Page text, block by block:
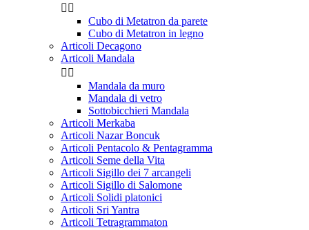
 
Cubo di Metatron da parete
Cubo di Metatron in legno
Articoli Decagono
Articoli Mandala
 
Mandala da muro
Mandala di vetro
Sottobicchieri Mandala
Articoli Merkaba
Articoli Nazar Boncuk
Articoli Pentacolo & Pentagramma
Articoli Seme della Vita
Articoli Sigillo dei 7 arcangeli
Articoli Sigillo di Salomone
Articoli Solidi platonici
Articoli Sri Yantra
Articoli Tetragrammaton